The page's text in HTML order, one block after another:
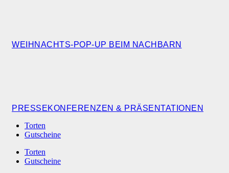
WEIHNACHTS-POP-UP BEIM NACHBARN
PRESSEKONFERENZEN & PRÄSENTATIONEN
Torten
Gutscheine
Torten
Gutscheine